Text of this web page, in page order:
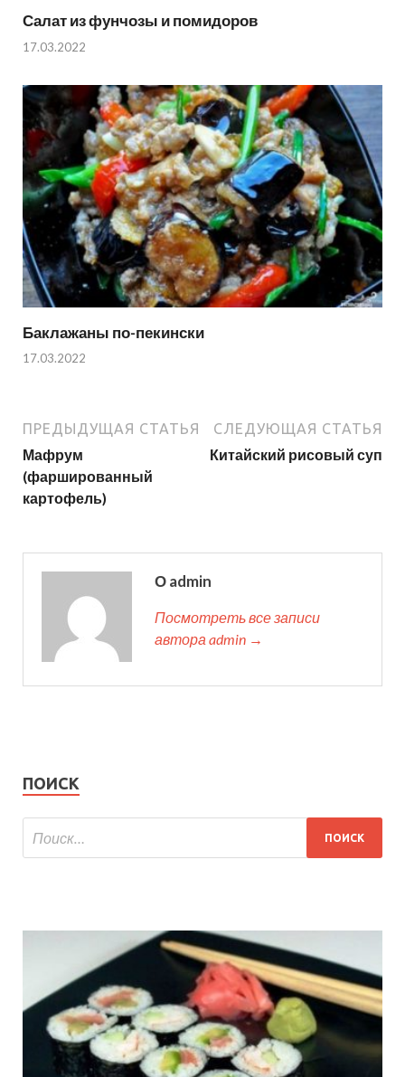
Салат из фунчозы и помидоров
17.03.2022
Баклажаны по-пекински
17.03.2022
ПРЕДЫДУЩАЯ СТАТЬЯ
Мафрум
(фаршированный
картофель)
СЛЕДУЮЩАЯ СТАТЬЯ
Китайский рисовый суп
О admin
Посмотреть все записи
автора admin →
ПОИСК